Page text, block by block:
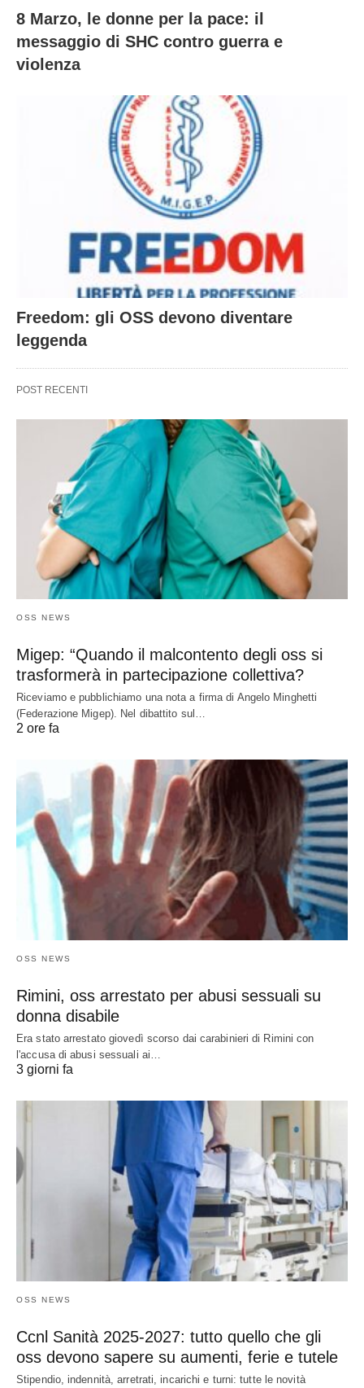
8 Marzo, le donne per la pace: il
messaggio di SHC contro guerra e
violenza
Freedom: gli OSS devono diventare
leggenda
POST RECENTI
OSS NEWS
Migep: “Quando il malcontento degli oss si
trasformerà in partecipazione collettiva?
Riceviamo e pubblichiamo una nota a firma di Angelo Minghetti
(Federazione Migep). Nel dibattito sul…
2 ore fa
OSS NEWS
Rimini, oss arrestato per abusi sessuali su
donna disabile
Era stato arrestato giovedì scorso dai carabinieri di Rimini con
l'accusa di abusi sessuali ai…
3 giorni fa
OSS NEWS
Ccnl Sanità 2025-2027: tutto quello che gli
oss devono sapere su aumenti, ferie e tutele
Stipendio, indennità, arretrati, incarichi e turni: tutte le novità